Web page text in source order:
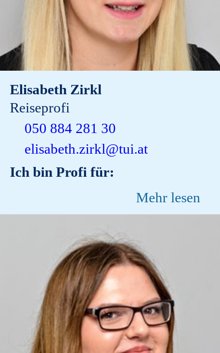
Elisabeth Zirkl
Reiseprofi
050 884 281 30
elisabeth.zirkl@tui.at
Ich bin Profi für:
Mehr lesen